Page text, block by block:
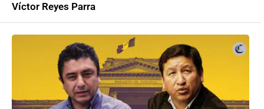
Víctor Reyes Parra